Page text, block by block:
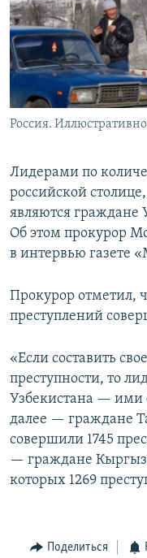
Россия.
Лидерами по
российской
являются граждане
Об этом прокурор
в интервью газете
Прокурор отметил,
преступлений
«Если составить
преступности, то
Узбекистана — ими
далее — граждане
совершили 1745
— граждане
которых 1269
Поделиться